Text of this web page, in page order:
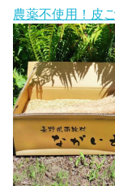
農薬不使用！皮